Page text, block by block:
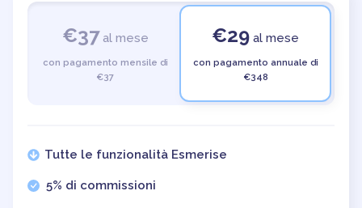
€37al mese
con pagamento mensile di
€37
€29 al mese
con pagamento annuale di
€348
Tutte le funzionalità Esmerise
5% di commissioni